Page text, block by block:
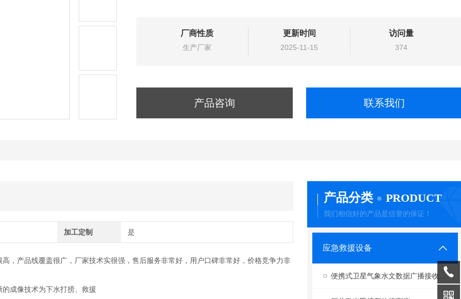
厂商性质
生产厂家
更新时间
2025-11-15
访问量
374
产品咨询 联系我们
加工定制 是
，产品线覆盖很广，厂家技术实很强，售后服务非常好，用户口碑非常好，价格竞争力非
成像技术为下水打捞、救援
产品分类 PRODUCT
我们相信好的产品是信誉的保证！
应急救援设备
便携式卫星气象水文数据广播接收设备